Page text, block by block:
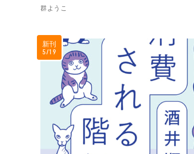
群ようこ
新刊
5/19